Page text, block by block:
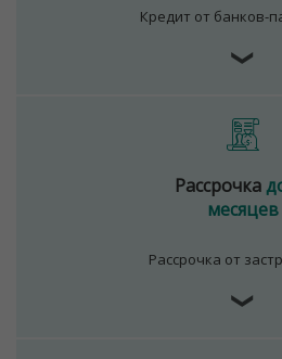
Кредит от банков-
❯
Рассрочка
месяцев
Рассрочка от
❯